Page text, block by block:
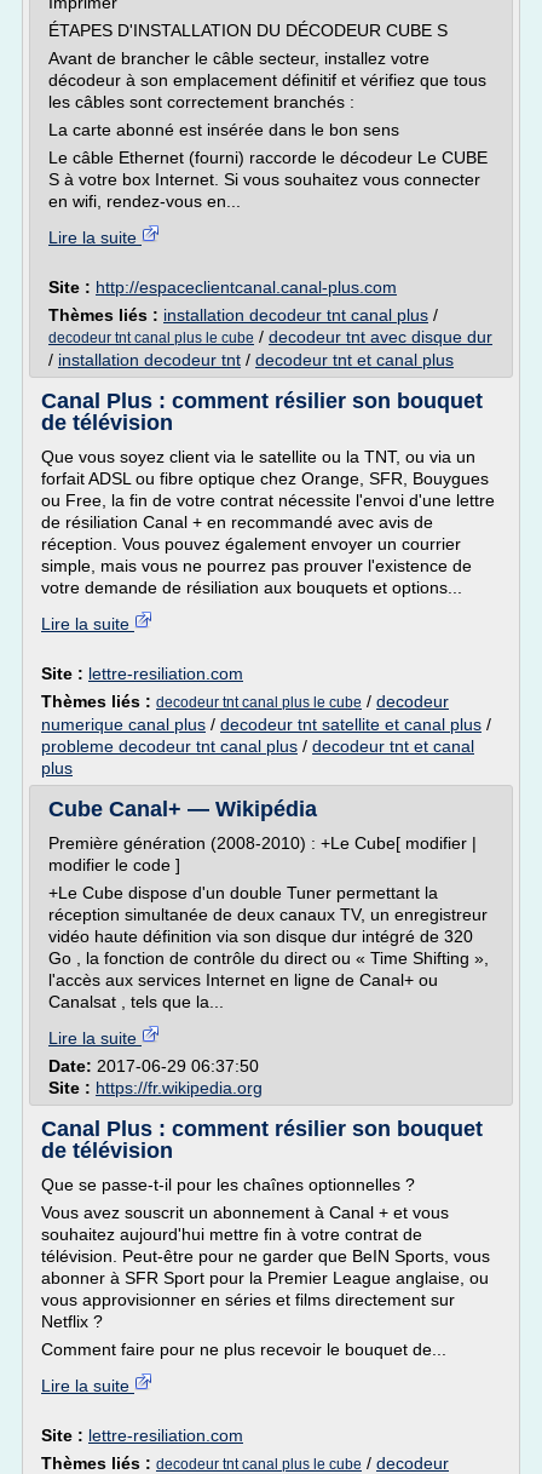
ÉTAPES D'INSTALLATION DU DÉCODEUR CUBE S
Avant de brancher le câble secteur, installez votre
décodeur à son emplacement définitif et vérifiez que tous
les câbles sont correctement branchés :
La carte abonné est insérée dans le bon sens
Le câble Ethernet (fourni) raccorde le décodeur Le CUBE
S à votre box Internet. Si vous souhaitez vous connecter
en wifi, rendez-vous en...
Lire la suite
Site : http://espaceclientcanal.canal-plus.com
Thèmes liés : installation decodeur tnt canal plus /
decodeur tnt canal plus le cube / decodeur tnt avec disque dur
/ installation decodeur tnt / decodeur tnt et canal plus
Canal Plus : comment résilier son bouquet
de télévision
Que vous soyez client via le satellite ou la TNT, ou via un
forfait ADSL ou fibre optique chez Orange, SFR, Bouygues
ou Free, la fin de votre contrat nécessite l'envoi d'une lettre
de résiliation Canal + en recommandé avec avis de
réception. Vous pouvez également envoyer un courrier
simple, mais vous ne pourrez pas prouver l'existence de
votre demande de résiliation aux bouquets et options...
Lire la suite
Site : lettre-resiliation.com
Thèmes liés : decodeur tnt canal plus le cube / decodeur
numerique canal plus / decodeur tnt satellite et canal plus /
probleme decodeur tnt canal plus / decodeur tnt et canal
plus
Cube Canal+ — Wikipédia
Première génération (2008-2010) : +Le Cube[ modifier |
modifier le code ]
+Le Cube dispose d'un double Tuner permettant la
réception simultanée de deux canaux TV, un enregistreur
vidéo haute définition via son disque dur intégré de 320
Go , la fonction de contrôle du direct ou « Time Shifting »,
l'accès aux services Internet en ligne de Canal+ ou
Canalsat , tels que la...
Lire la suite
Date: 2017-06-29 06:37:50
Site : https://fr.wikipedia.org
Canal Plus : comment résilier son bouquet
de télévision
Que se passe-t-il pour les chaînes optionnelles ?
Vous avez souscrit un abonnement à Canal + et vous
souhaitez aujourd'hui mettre fin à votre contrat de
télévision. Peut-être pour ne garder que BeIN Sports, vous
abonner à SFR Sport pour la Premier League anglaise, ou
vous approvisionner en séries et films directement sur
Netflix ?
Comment faire pour ne plus recevoir le bouquet de...
Lire la suite
Site : lettre-resiliation.com
Thèmes liés : decodeur tnt canal plus le cube / decodeur